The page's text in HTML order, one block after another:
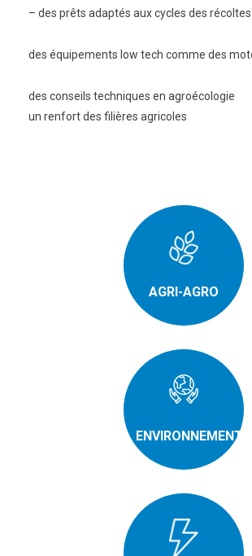
– des prêts adaptés aux cycles des récoltes
des équipements low tech comme des
des conseils techniques en agroécologie
un renfort des filières agricoles
AGRI-AGRO
ENVIRONNEMENT